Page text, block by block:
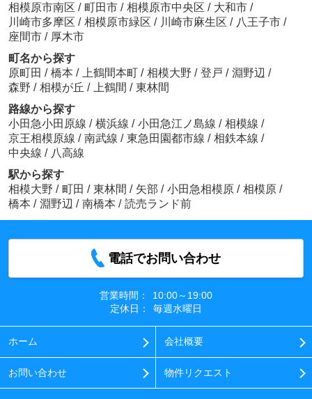
相模原市南区 / 町田市 / 相模原市中央区 / 大和市 /
川崎市多摩区 / 相模原市緑区 / 川崎市麻生区 / 八王子市 /
座間市 / 厚木市
町名から探す
原町田 / 橋本 / 上鶴間本町 / 相模大野 / 登戸 / 淵野辺 /
森野 / 相模が丘 / 上鶴間 / 東林間
路線から探す
小田急小田原線 / 横浜線 / 小田急江ノ島線 / 相模線 /
京王相模原線 / 南武線 / 東急田園都市線 / 相鉄本線 /
中央線 / 八高線
駅から探す
相模大野 / 町田 / 東林間 / 矢部 / 小田急相模原 / 相模原 /
橋本 / 淵野辺 / 南橋本 / 読売ランド前
電話でお問い合わせ
営業時間：
10:00～19:00
定休日：
毎週水曜日
ホーム 会社概要
お問い合わせ 物件リクエスト